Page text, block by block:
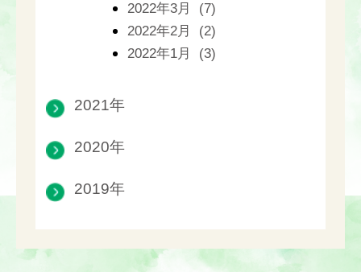
2022年3月 (7)
2022年2月 (2)
2022年1月 (3)
2021年
2020年
2019年